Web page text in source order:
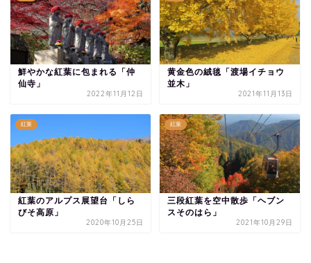
鮮やかな紅葉に包まれる「仲
仙寺」
2022年11月12日
黄金色の絨毯「渡場イチョウ
並木」
2021年11月13日
紅葉
紅葉のアルプス展望台「しら
びそ高原」
2020年10月25日
紅葉
三段紅葉を空中散歩「ヘブン
スそのはら」
2021年10月29日